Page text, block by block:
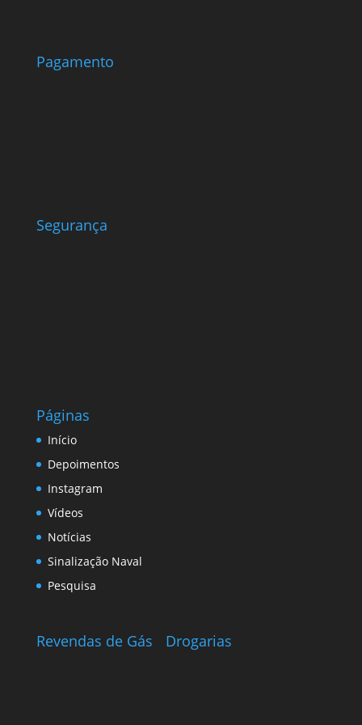
Pagamento
Segurança
Páginas
Início
Depoimentos
Instagram
Vídeos
Notícias
Sinalização Naval
Pesquisa
Revendas de Gás Drogarias